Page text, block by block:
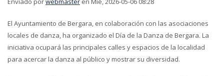
El Ayuntamiento de Bergara, en colaboración con las asociaciones
locales de danza, ha organizado el Día de la Danza de Bergara. La
iniciativa ocupará las principales calles y espacios de la localidad
para acercar la danza al público y mostrar su diversidad.